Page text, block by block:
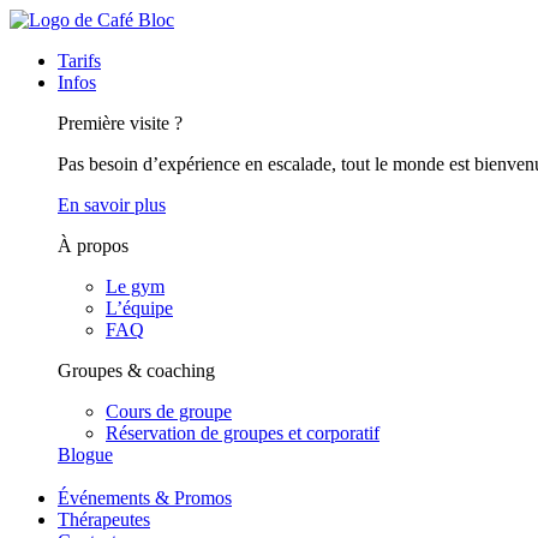
Tarifs
Infos
Première visite ?
Pas besoin d’expérience en escalade, tout le monde est
En savoir plus
À propos
Le gym
L’équipe
FAQ
Groupes & coaching
Cours de groupe
Réservation de groupes et corporatif
Blogue
Événements & Promos
Thérapeutes